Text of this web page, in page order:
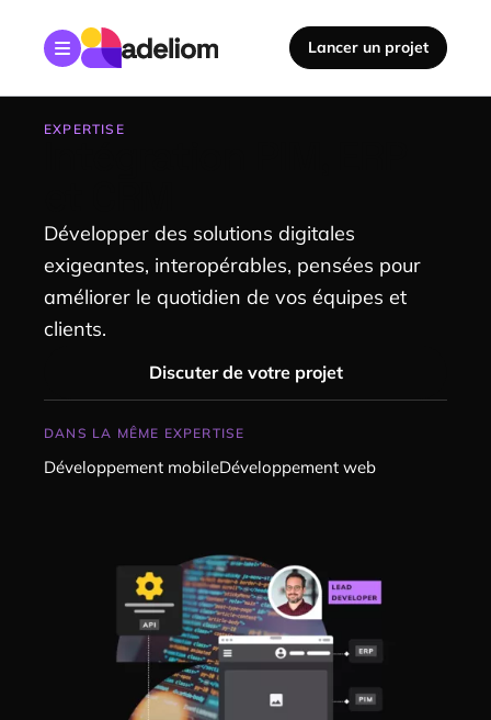
Accéder au contenu principal
Lancer un projet
EXPERTISE
Développer des solutions digitales
exigeantes, interopérables, pensées pour
améliorer le quotidien de vos équipes et
clients.
Discuter de votre projet
DANS LA MÊME EXPERTISE
Développement mobileDéveloppement web